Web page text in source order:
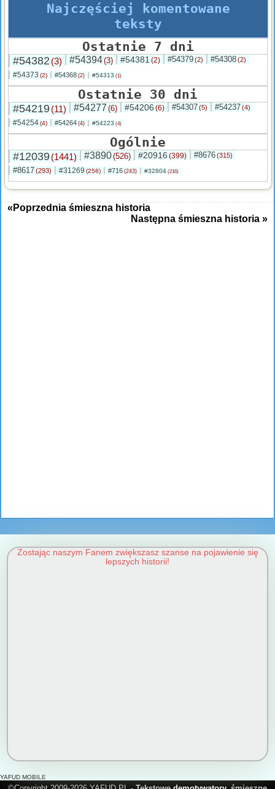
Najczęściej komentowane
teksty
Ostatnie 7 dni
#54382 (3) #54394(3) #54381 (2) #54379(2) #54308(2)
#54373 (2) #54368 (2) #54313 (1)
Ostatnie 30 dni
#54219(11) #54277 (6) #54206 (6) #54307(5) #54237(4)
#54254(4) #54264 (4) #54223 (4)
Ogólnie
#12039(1441) #3890(526) #20916 (399) #8676(315)
#8617(293) #31269 (258) #716 (243) #32804 (216)
«Poprzednia śmieszna historia
Następna śmieszna historia »
Zostając naszym Fanem zwiększasz szanse na pojawienie się
lepszych historii!
YAFUD MOBILE